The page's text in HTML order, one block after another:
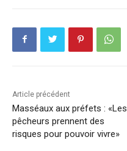
Article précédent
Masséaux aux préfets : «Les
pêcheurs prennent des
risques pour pouvoir vivre»